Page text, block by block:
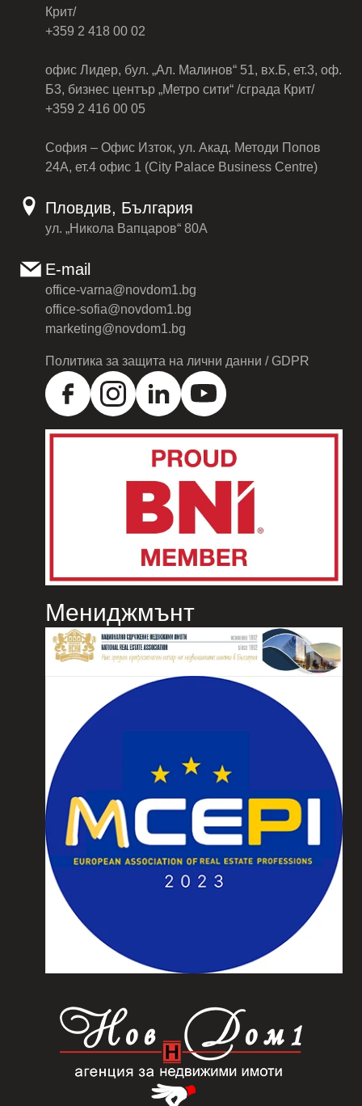
Крит/
+359 2 418 00 02
офис Лидер, бул. „Ал. Малинов“ 51, вх.Б, ет.3, оф.
Б3, бизнес център „Метро сити“ /сграда Крит/
+359 2 416 00 05
София – Офис Изток, ул. Акад. Методи Попов
24А, ет.4 офис 1 (City Palace Business Centre)
Пловдив, България
ул. „Никола Вапцаров“ 80А
E-mail
office-varna@novdom1.bg
office-sofia@novdom1.bg
marketing@novdom1.bg
Политика за защита на лични данни / GDPR
Мениджмънт